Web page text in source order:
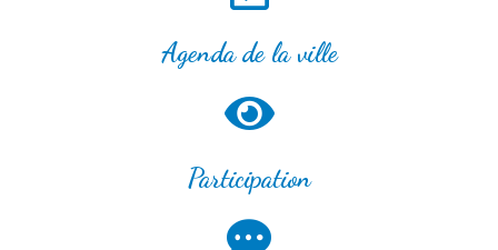
Agenda de la ville
Participation